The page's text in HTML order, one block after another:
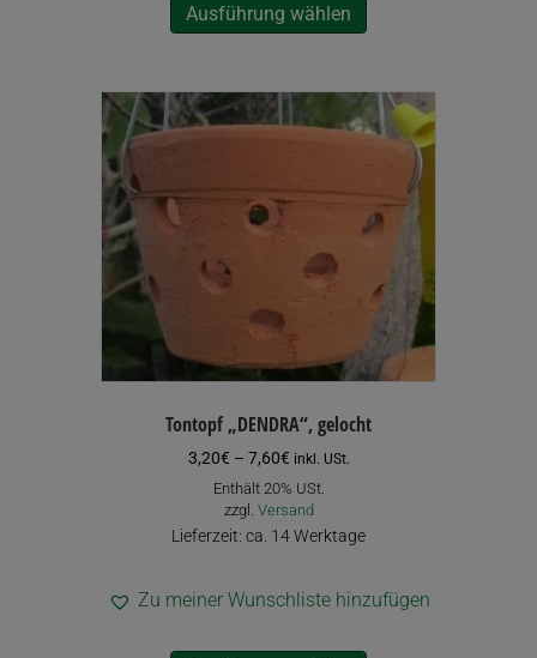
Ausführung wählen
Varianten
auf.
Optionen
können
auf
Produktseite
gewählt
werden
Tontopf „DENDRA“, gelocht
3,20€ – 7,60€Preisspanne:
3,20€
bis
7,60€
inkl. USt.
Enthält 20% USt.
zzgl. Versand
Lieferzeit: ca. 14 Werktage
Zu meiner Wunschliste hinzufügen